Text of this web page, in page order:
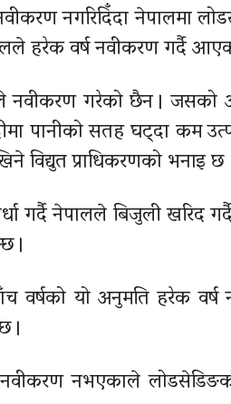
नगरिदिँदा नेपालमा
हरेक वर्ष नवीकरण गर्दै
नवीकरण गरेको छैन ।
पानीको सतह घट्दा कम
प्राधिकरणको भनाइ छ
गर्दै नेपालले बिजुली खरिद
।
वर्षको यो अनुमति हरेक
।
नवीकरण नभएकाले